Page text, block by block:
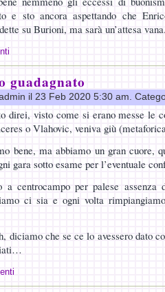
e sto ancora aspettando che
su Burioni, ma sarà un’attesa
guadagnato
il 23 Feb 2020 5:30 am.
direi, visto come si erano messe le
o Vlahovic, veniva giù
bene, ma abbiamo un gran cuore,
gara sotto esame per l’eventuale
a centrocampo per palese assenza
ci sia e ogni volta
diciamo che se ce lo avessero dato